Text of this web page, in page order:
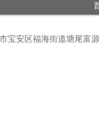
宝安区福海街道塘尾